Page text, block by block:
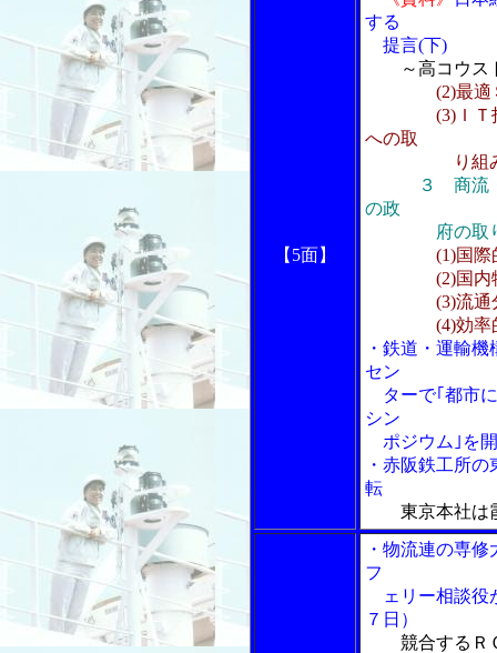
【5面】
する
提言(下)
～高コウス
(2)最適
(3)ＩＴ投資
への取
り組
３ 商流
の政
府の取り
(1)国際
(2)国内物流
(3)流通分野
(4)効率的な
・鉄道・運輸
セン
ターで｢都市
シン
ポジウム｣を
・赤阪鉄工所
転
東京本社は
・物流連の専
フ
ェリー相談役
７日）
競合するＲ